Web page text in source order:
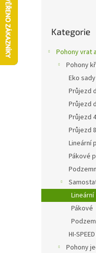
kategorie
Kategorie
Pohony vrat
Pohony
Eko
Průjezd
Průjezd
Průjezd
Průjezd
Lineární
Pákové
Lineární
Pákové
HI-
Pohony